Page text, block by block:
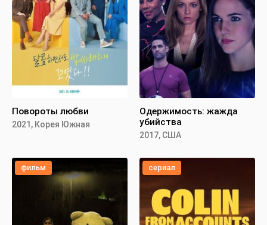
Повороты любви
2021, Корея Южная
Одержимость: жажда
убийства
2017, США
фильм сериал